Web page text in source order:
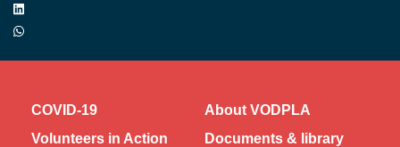
COVID-19
About VODPLA
Volunteers in Action
Documents & library